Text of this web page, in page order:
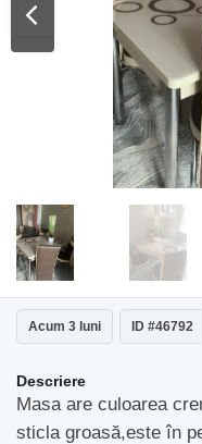
Acum 3 luni ID #46792
Descriere
Masa are culoarea
sticla groasă,este în